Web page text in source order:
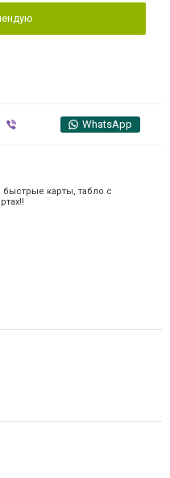
WhatsApp
карты, табло с